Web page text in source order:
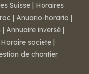
Suisse | Horaires
| Anuario-horario |
| Annuaire inversé |
Horaire societe |
de chantier